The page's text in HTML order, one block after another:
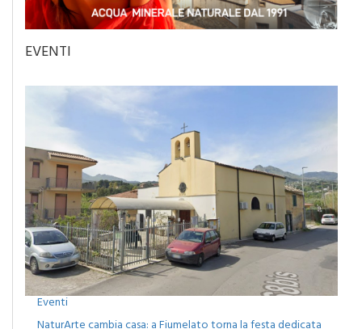
EVENTI
Eventi
NaturArte cambia casa: a Fiumelato torna la festa dedicata
alla natura, all’arte e alla comunità